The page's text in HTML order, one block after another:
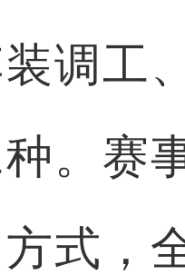
调工
。赛
式，